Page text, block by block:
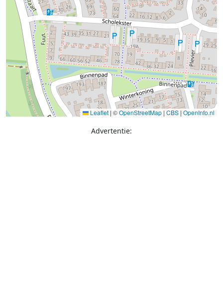
Leaflet | ©OpenStreetMap | CBS | OpenInfo.nl
Advertentie: